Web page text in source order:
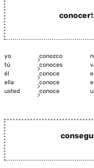
conocer
yo conozco
tú
conoces
él
conoce
ella
conoce
usted
conoce